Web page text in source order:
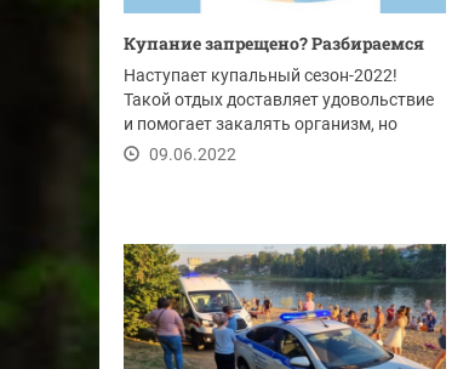
Купание запрещено? Разбираемся
Наступает купальный сезон-2022!
Такой отдых доставляет удовольствие
и помогает закалять организм, но
может быть...
09.06.2022